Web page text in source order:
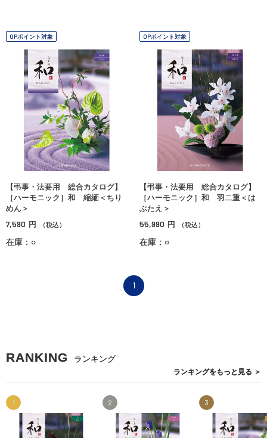
OPポイント対象
【弔事・法要用 総合カタログ】
［ハーモニック］和 縮緬＜ちり
めん＞
7,590 円 （税込）
在庫：○
OPポイント対象
【弔事・法要用 総合カタログ】
［ハーモニック］和 羽二重＜は
ぶたえ＞
55,990 円 （税込）
在庫：○
1
RANKING ランキング
ランキングをもっと見る ＞
1 2 3